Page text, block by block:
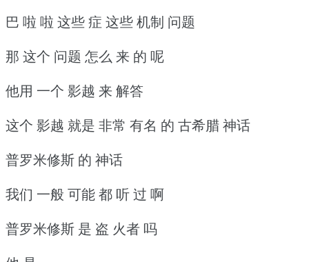
巴 啦 啦 这些 症 这些 机制 问题
那 这个 问题 怎么 来 的 呢
他用 一个 影越 来 解答
这个 影越 就是 非常 有名 的 古希腊 神话
普罗米修斯 的 神话
我们 一般 可能 都 听 过 啊
普罗米修斯 是 盗 火者 吗